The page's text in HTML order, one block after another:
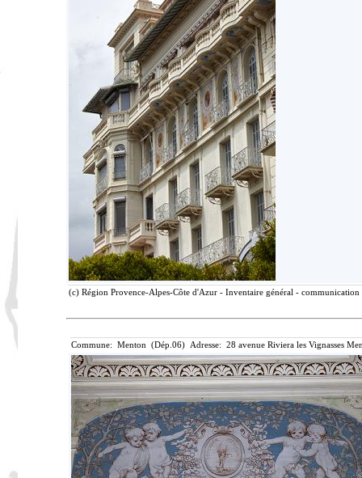
(c) Région Provence-Alpes-Côte d'Azur - Inventaire général -
Commune: Menton (Dép.06) Adresse: 28 avenue Riviera les Vignasses